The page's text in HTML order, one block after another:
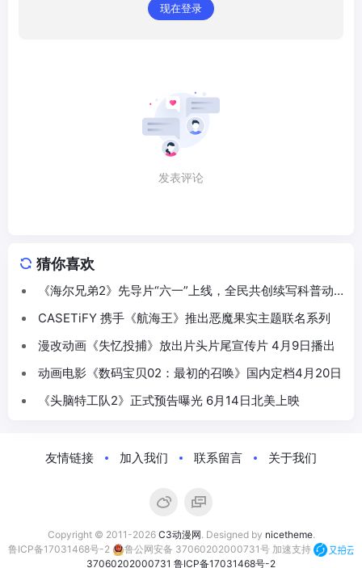
现在登录
发表评论
猜你喜欢
《海尔兄弟2》先导片“六一”上线，全民共创续写科普动
CASETiFY 携手《航海王》推出恶魔果实主题联名系列
漫改动画《失忆投捕》放出片头片尾宣传片 4月9日播出
动画电影《数码宝贝02：最初的召唤》国内定档4月20日
《头脑特工队2》正式预告曝光 6月14日北美上映
友情链接 加入我们 联系留言 关于我们
Copyright © 2011-2026 C3动漫网. Designed by nicetheme.
鲁ICP备17031468号-2
鲁公网安备 37060202000731号 加速支持
37060202000731 鲁ICP备17031468号-2